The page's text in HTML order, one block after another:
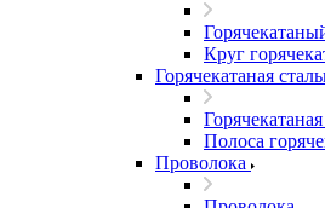
Круг
Горячекатаная
Полоса
Проволока